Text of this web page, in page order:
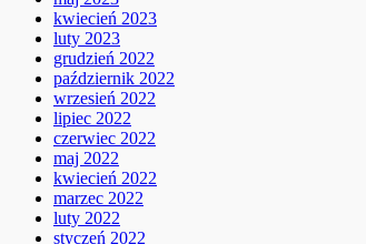
kwiecień 2023
luty 2023
grudzień 2022
październik 2022
wrzesień 2022
lipiec 2022
czerwiec 2022
maj 2022
kwiecień 2022
marzec 2022
luty 2022
styczeń 2022